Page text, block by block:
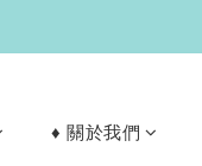
♦︎ 關於我們